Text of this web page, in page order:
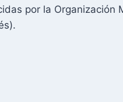
por la Organización